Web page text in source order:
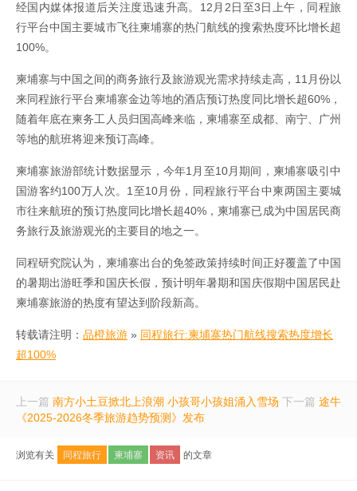
经国内媒体报道后关注度迅速升高。12月2日至3日上午，同程旅
行平台中国主要城市飞往柬埔寨的热门航线的搜索热度环比增长超
100%。
柬埔寨与中国之间的商务旅行及旅游观光需求持续走高，11月份以
来同程旅行平台柬埔寨金边等地的酒店预订热度同比增长超60%，
随着年底在柬务工人员归国高峰来临，柬埔寨至成都、南宁、广州
等地的航班将迎来预订高峰。
柬埔寨旅游部统计数据显示，今年1月至10月期间，柬埔寨吸引中
国游客约100万人次。1至10月份，同程旅行平台中柬两国主要城
市往来航班的预订热度同比增长超40%，柬埔寨已成为中国居民商
务旅行及旅游观光的主要目的地之一。
同程研究院认为，柬埔寨出台的免签政策持续时间正好覆盖了中国
的暑期出游旺季和国庆长假，预计明年暑期和国庆假期中国居民赴
柬埔寨旅游的热度有望达到阶段新高。
转载请注明： 品橙旅游 » 同程旅行:柬埔寨热门航线搜索热度增长
超100%
上一篇 南方小土豆掀北上浪潮 小孩哥小孩姐涌入雪场 下一篇 途牛
《2025-2026冬季旅游趋势预测》发布
浏览有关 同程旅行 柬埔寨 资讯 的文章